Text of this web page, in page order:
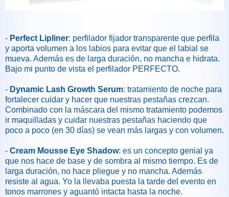
- Perfect Lipliner: perfilador fijador transparente que perfila
y aporta volumen a los labios para evitar que el labial se
mueva. Además es de larga duración, no mancha e hidrata.
Bajo mi punto de vista el perfilador PERFECTO.
- Dynamic Lash Growth Serum: tratamiento de noche para
fortalecer cuidar y hacer que nuestras pestañas crezcan.
Combinado con la máscara del mismo tratamiento podemos
ir maquilladas y cuidar nuestras pestañas haciendo que
poco a poco (en 30 días) se vean más largas y con volumen.
- Cream Mousse Eye Shadow: es un concepto genial ya
que nos hace de base y de sombra al mismo tiempo. Es de
larga duración, no hace pliegue y no mancha. Además
resiste al agua. Yo la llevaba puesta la tarde del evento en
tonos marrones y aguantó intacta hasta la noche.